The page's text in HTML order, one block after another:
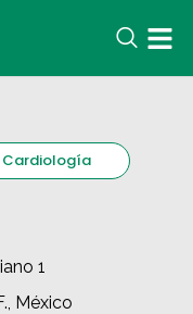
Cardiología
1
México